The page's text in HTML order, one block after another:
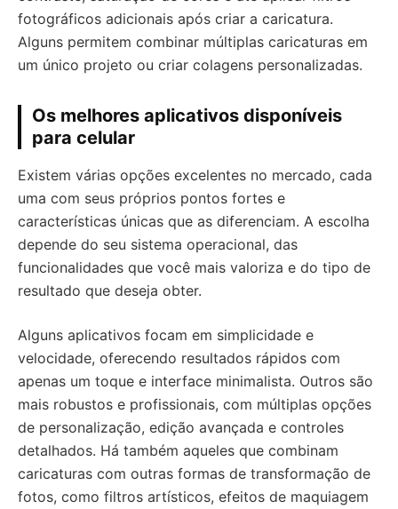
fotográficos adicionais após criar a caricatura.
Alguns permitem combinar múltiplas caricaturas em
um único projeto ou criar colagens personalizadas.
Os melhores aplicativos disponíveis
para celular
Existem várias opções excelentes no mercado, cada
uma com seus próprios pontos fortes e
características únicas que as diferenciam. A escolha
depende do seu sistema operacional, das
funcionalidades que você mais valoriza e do tipo de
resultado que deseja obter.
Alguns aplicativos focam em simplicidade e
velocidade, oferecendo resultados rápidos com
apenas um toque e interface minimalista. Outros são
mais robustos e profissionais, com múltiplas opções
de personalização, edição avançada e controles
detalhados. Há também aqueles que combinam
caricaturas com outras formas de transformação de
fotos, como filtros artísticos, efeitos de maquiagem